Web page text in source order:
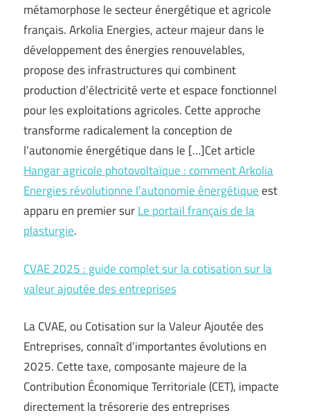
métamorphose le secteur énergétique et agricole
français. Arkolia Energies, acteur majeur dans le
développement des énergies renouvelables,
propose des infrastructures qui combinent
production d’électricité verte et espace fonctionnel
pour les exploitations agricoles. Cette approche
transforme radicalement la conception de
l’autonomie énergétique dans le […]Cet article
Hangar agricole photovoltaïque : comment Arkolia
Energies révolutionne l’autonomie énergétiqueest
apparu en premier surLe portail français de la
plasturgie.
CVAE 2025 : guide complet sur la cotisation sur la
valeur ajoutée des entreprises
La CVAE, ou Cotisation sur la Valeur Ajoutée des
Entreprises, connaît d’importantes évolutions en
2025. Cette taxe, composante majeure de la
Contribution Économique Territoriale (CET), impacte
directement la trésorerie des entreprises